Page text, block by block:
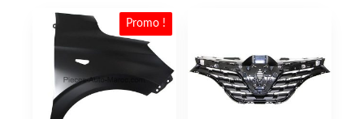
Promo !